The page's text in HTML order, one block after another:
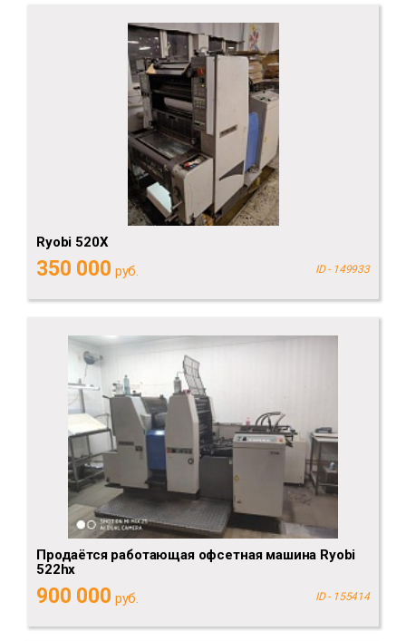
Ryobi 520X
350 000 руб. ID - 149933
Продаётся работающая офсетная машина Ryobi
522hx
900 000 руб. ID - 155414